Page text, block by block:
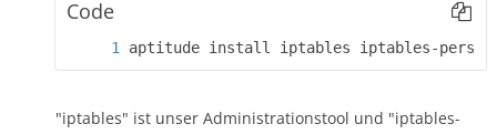
Code
aptitude install iptables iptables-
"iptables" ist unser Administrationstool und "iptables-